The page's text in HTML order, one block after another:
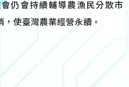
仍會持續輔導農漁民分散市
使臺灣農業經營永續。
111-06-13:1,115